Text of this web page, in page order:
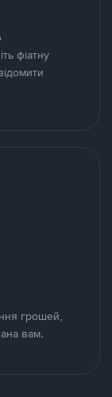
фіатну
грошей,
вам.